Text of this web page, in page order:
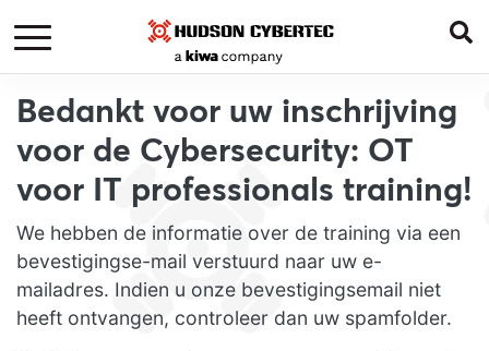
Bedankt voor uw inschrijving
voor de Cybersecurity: OT
voor IT professionals training!
We hebben de informatie over de training via een
bevestigingse-mail verstuurd naar uw e-
mailadres. Indien u onze bevestigingsemail niet
heeft ontvangen, controleer dan uw spamfolder.